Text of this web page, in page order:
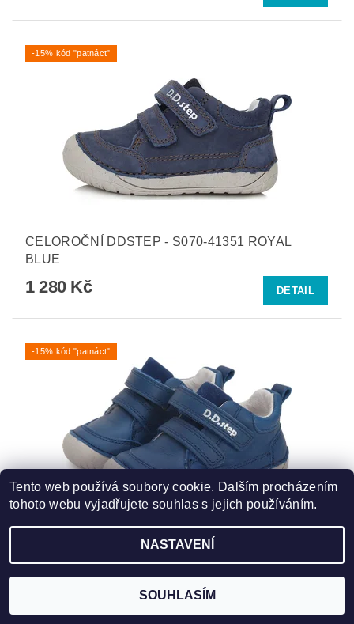
-15% kód "patnáct"
CELOROČNÍ DDSTEP - S070-41351 ROYAL
BLUE
1 280 Kč DETAIL
-15% kód "patnáct"
CELOROČNÍ DDSTEP - S070-41351A BERMUDA
Tento web používá soubory cookie. Dalším procházením
tohoto webu vyjadřujete souhlas s jejich používáním.
NASTAVENÍ
SOUHLASÍM